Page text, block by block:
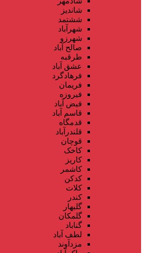
شاندیز
ششتمد
شهرآباد
شهرزو
صالح آباد
طرقبه
عشق آباد
فرهادگرد
فریمان
فیروزه
فیض آباد
قاسم آباد
قدمگاه
قلندرآباد
قوچان
کاخک
کاریز
کاشمر
کدکن
کلات
کندر
گلبهار
گلمکان
گناباد
لطف آباد
مزدآوند